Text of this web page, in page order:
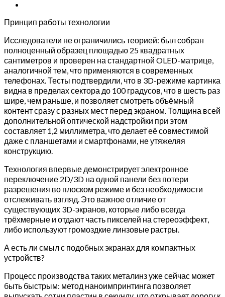
Принцип работы технологии
Исследователи не ограничились теорией: был собран
полноценный образец площадью 25 квадратных
сантиметров и проверен на стандартной OLED-матрице,
аналогичной тем, что применяются в современных
телефонах. Тесты подтвердили, что в 3D-режиме картинка
видна в пределах сектора до 100 градусов, что в шесть раз
шире, чем раньше, и позволяет смотреть объёмный
контент сразу с разных мест перед экраном. Толщина всей
дополнительной оптической надстройки при этом
составляет 1,2 миллиметра, что делает её совместимой
даже с планшетами и смартфонами, не утяжеляя
конструкцию.
Технология впервые демонстрирует электронное
переключение 2D/3D на одной панели без потери
разрешения во плоском режиме и без необходимости
отслеживать взгляд. Это важное отличие от
существующих 3D-экранов, которые либо всегда
трёхмерные и отдают часть пикселей на стереоэффект,
либо используют громоздкие линзовые растры.
А есть ли смыл с подобных экранах для компактных
устройств?
Процесс производства таких металинз уже сейчас может
быть быстрым: метод наноимпринтинга позволяет